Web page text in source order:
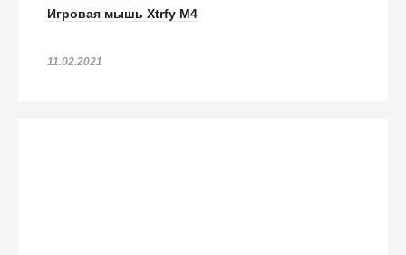
Игровая мышь Xtrfy M4
11.02.2021